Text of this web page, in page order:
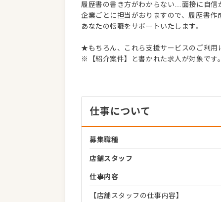
履歴書の書き方がわからない…面接に自信
企業ごとに担当がおりますので、履歴書作
あなたの転職をサポートいたします。
★もちろん、これら支援サービスのご利
※【紹介案件】と書かれた求人が対象です。
仕事について
募集職種
店舗スタッフ
仕事内容
【店舗スタッフの仕事内容】